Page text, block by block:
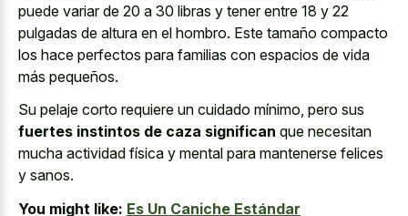
puede variar de 20 a 30 libras y tener entre 18 y 22
pulgadas de altura en el hombro. Este tamaño compacto
los hace perfectos para familias con espacios de vida
más pequeños.
Su pelaje corto requiere un cuidado mínimo, pero sus
fuertes instintos de caza significan que necesitan
mucha actividad física y mental para mantenerse felices
y sanos.
You might like: Es Un Caniche Estándar